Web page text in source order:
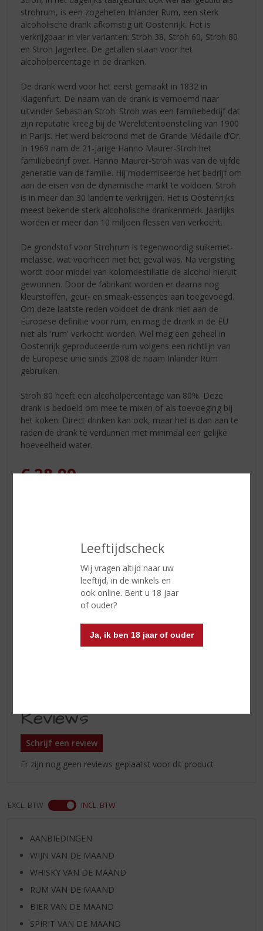
Leeftijdscheck
Wij vragen altijd naar uw
leeftijd, in de winkels en
ook online. Bent u 18 jaar
of ouder?
Ja, ik ben 18 jaar of ouder
strohrum, is een zogeheten Inländer Rum, een sterk
alcoholische drank afkomstig uit Oostenrijk. Het is
verkrijgbaar in vier varianten: Stroh 38, Stroh 60, Stroh 80
en Stroh Jagertee. De getallen staan voor het
alcoholpercentage in de dranken.
De drank werd voor het eerst gemaakt in 1832 in
Klagenfurt. De naam van de drank is vernoemd naar
uitvinder Sebastian Stroh. Stroh was een familiebedrijf dat
zijn reputatie kreeg bij de Wereldtentoonstelling van 1900
in Parijs. Het werd bekroond met de Grande Médaille d’Or.
In 1969 nam de 21-jarige Hanno Maurer-Stroh het
familiebedrijf over. Hanno Maurer-Stroh was van de vijfde
generatie van de familie. Hij moderniseerde het bedrijf om
aan de eisen van de dynamische markt te voldoen. Stroh
is in meer dan 30 landen te verkrijgen. Het is Oostenrijks
meest bekende sterk alcoholische drankenmerk. Jaarlijks
worden er meer dan 10 miljoen flessen van verkocht.
De grondstof voor Strohrum is tegenwoordig suikerriet-
melasse, wat voorheen niet het geval was. Na vergisting
wordt door middel van kolomdestillatie de alcohol hieruit
gewonnen. Door de fabrikant worden er daarna nog
kleurstoffen, geur- en smaak-essences aan toegevoegd.
Om deze laatste reden voldoet de drank niet aan de
Europese definitie voor rum, en mag de drank in de EU
niet als 'rum' verkocht worden. Wel mag een geheel in
Oostenrijk geproduceerde rum volgens een richtlijn van
de Europese unie sinds 2008 de naam Inländer Rum
gebruiken.
Stroh 80 heeft een alcoholpercentage van 80%. Deze
drank is bedoeld om mee te mixen of als toevoeging bij
het koken. Direct drinken kan ook, maar het is dan aan te
raden de drank te verdunnen met minimaal een gelijke
hoeveelheid water.
€28,99
ETIKETINFORMATIE
Land van Herkomst
Oostenrijk
50 CL
Reviews
Schrijf een review
Er zijn nog geen reviews geplaatst voor dit product
EXCL. BTW INCL. BTW
AANBIEDINGEN
WIJN VAN DE MAAND
WHISKY VAN DE MAAND
RUM VAN DE MAAND
BIER VAN DE MAAND
SPIRIT VAN DE MAAND